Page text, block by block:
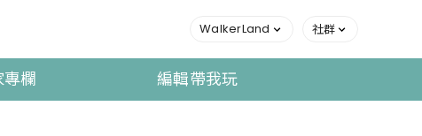
WalkerLand 社群
欄 編輯帶我玩